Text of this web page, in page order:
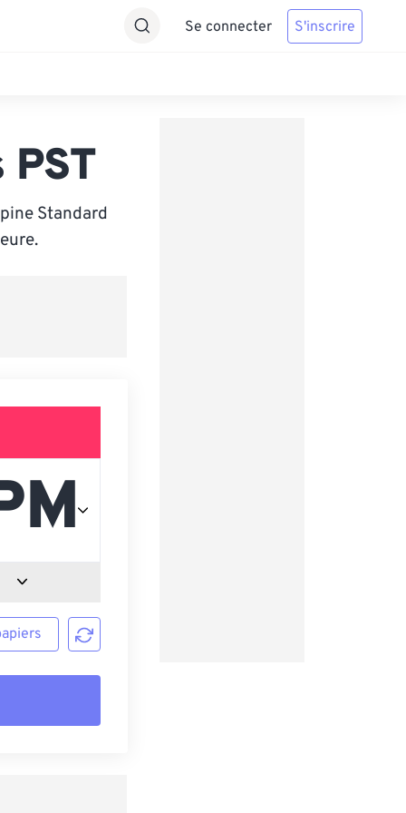
Se connecter S'inscrire
Standard